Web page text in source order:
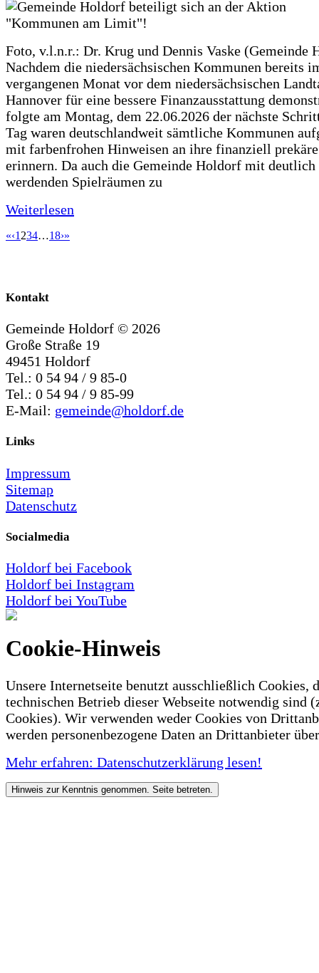
Foto, v.l.n.r.: Dr. Krug und Dennis Vaske (Gemeinde
Nachdem die niedersächsischen Kommunen bereits
vergangenen Monat vor dem niedersächsischen
Hannover für eine bessere Finanzausstattung
folgte am Montag, dem 22.06.2026 der nächste
Tag waren deutschlandweit sämtliche Kommunen
mit farbenfrohen Hinweisen an ihre finanziell
erinnern. Da auch die Gemeinde Holdorf mit deutlich
werdenden Spielräumen zu
Weiterlesen
«‹1 234…18›»
Kontakt
Gemeinde Holdorf © 2026
Große Straße 19
49451 Holdorf
Tel.: 0 54 94 / 9 85-0
Tel.: 0 54 94 / 9 85-99
E-Mail: gemeinde@holdorf.de
Links
Impressum
Sitemap
Datenschutz
Socialmedia
Holdorf bei Facebook
Holdorf bei Instagram
Holdorf bei YouTube
Cookie-Hinweis
Unsere Internetseite benutzt ausschließlich Cookies,
technischen Betrieb dieser Webseite notwendig sind
Cookies). Wir verwenden weder Cookies von
werden personenbezogene Daten an Drittanbieter
Mehr erfahren: Datenschutzerklärung lesen!
Hinweis zur Kenntnis genommen. Seite betreten.